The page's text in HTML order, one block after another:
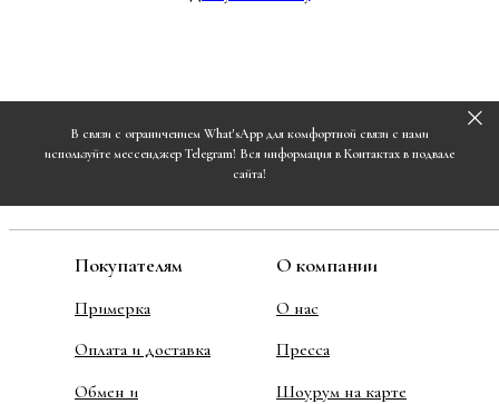
В связи с ограничением What'sApp для комфортной связи с нами
используйте мессенджер Telegram! Вся информация в Контактах в подвале
сайта!
Примерка
О нас
Оплата и доставка
Обмен и
Покупателям О компании
Пресса
Шоурум на карте